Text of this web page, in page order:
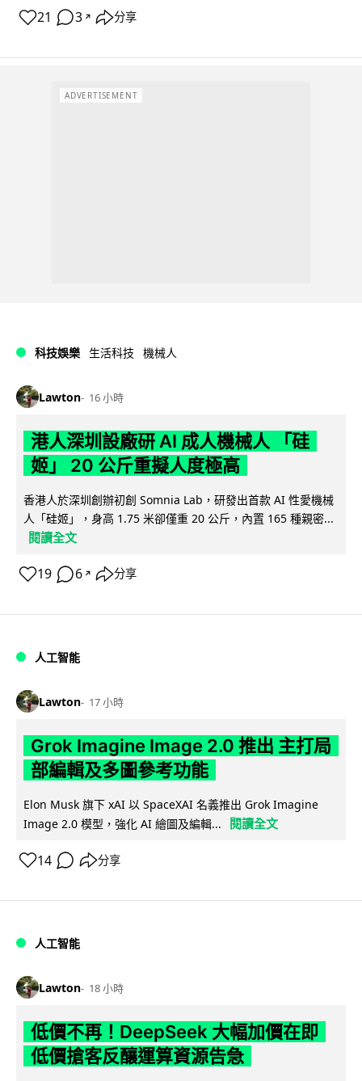
21 3 ↗ 分享
ADVERTISEMENT
科技娛樂 生活科技 機械人
Lawton 16 小時
港人深圳設廠研 AI 成人機械人 「硅
姬」 20 公斤重擬人度極高
香港人於深圳創辦初創 Somnia Lab，研發出首款 AI 性愛機械
人「硅姬」，身高 1.75 米卻僅重 20 公斤，內置 165 種親密...
閱讀全文
19 6 ↗ 分享
人工智能
Lawton 17 小時
Grok Imagine Image 2.0 推出 主打局
部編輯及多圖參考功能
Elon Musk 旗下 xAI 以 SpaceXAI 名義推出 Grok Imagine
Image 2.0 模型，強化 AI 繪圖及編輯...
閱讀全文
14 分享
人工智能
Lawton 18 小時
低價不再！DeepSeek 大幅加價在即
低價搶客反釀運算資源告急